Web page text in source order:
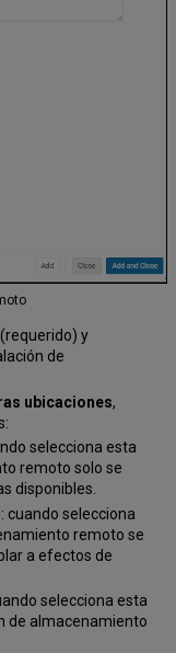
y
de
ubicaciones,
selecciona esta
remoto solo se
disponibles.
: cuando selecciona
remoto se
a efectos de
selecciona esta
de almacenamiento